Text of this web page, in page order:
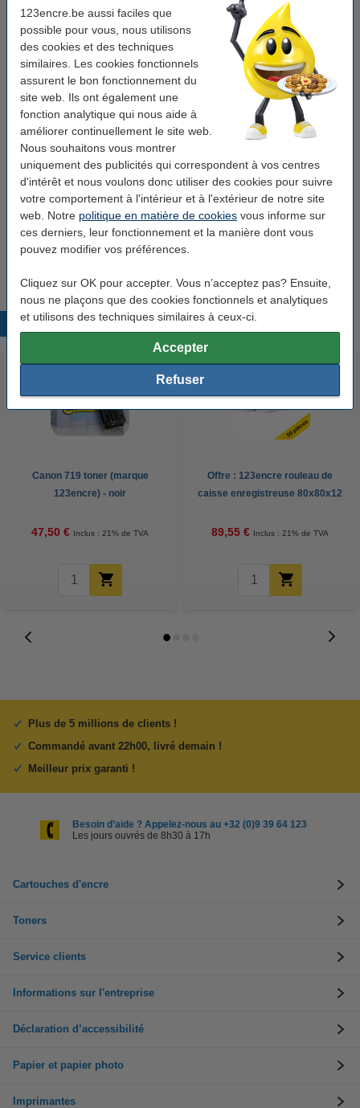
123encre.be aussi faciles que
possible pour vous, nous utilisons
des cookies et des techniques
similaires. Les cookies fonctionnels
assurent le bon fonctionnement du
site web. Ils ont également une
fonction analytique qui nous aide à
améliorer continuellement le site web.
Nous souhaitons vous montrer
uniquement des publicités qui correspondent à vos centres
d'intérêt et nous voulons donc utiliser des cookies pour suivre
votre comportement à l'intérieur et à l'extérieur de notre site
web. Notre politique en matière de cookies vous informe sur
ces derniers, leur fonctionnement et la manière dont vous
pouvez modifier vos préférences.
Cliquez sur OK pour accepter. Vous n’acceptez pas? Ensuite,
nous ne plaçons que des cookies fonctionnels et analytiques
et utilisons des techniques similaires à ceux-ci.
Accepter
Refuser
Voir les spécifications et la description
Économisez jusqu'à
avec notre marque propre
En stock
Livré demain
Par rouleau 0,75 €
3,75 €
Pack avantageux !
123encre rouleau de caisse enregistreuse
57x30x8 thermo (50 pièces) - blanc
33,75 €
123encre rouleau de caisse enregistreuse
57x30x8 thermo (100 pièces) - blanc
63,75 €
Produits populaires
Canon 719 toner (marque
123encre) - noir
47,50 € Inclus : 21% de TVA
Offre : 123encre rouleau de
caisse enregistreuse 80x80x12
89,55 € Inclus : 21% de TVA
Plus de 5 millions de clients !
Commandé avant 22h00, livré demain !
Meilleur prix garanti !
Besoin d’aide ? Appelez-nous au +32 (0)9 39 64 123
Les jours ouvrés de 8h30 à 17h
Cartouches d'encre
Toners
Service clients
Informations sur l'entreprise
Déclaration d’accessibilité
Papier et papier photo
Imprimantes